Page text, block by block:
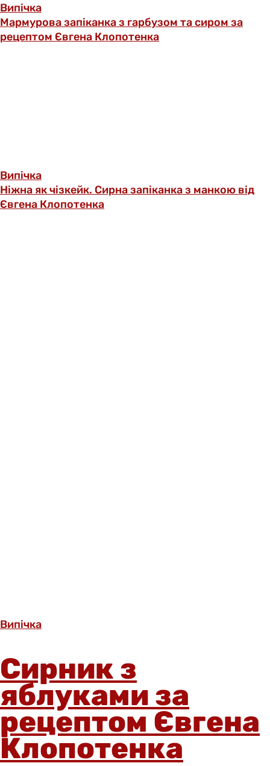
Випічка
Мармурова запіканка з гарбузом та сиром за
рецептом Євгена Клопотенка
Випічка
Ніжна як чізкейк. Сирна запіканка з манкою від
Євгена Клопотенка
Випічка
Сирник з
яблуками за
рецептом Євгена
Клопотенка